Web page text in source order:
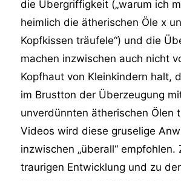
die Übergriffigkeit („warum ich
heimlich die ätherischen Öle x
Kopfkissen träufele“) und die
machen inzwischen auch nicht
Kopfhaut von Kleinkindern halt,
im Brustton der Überzeugung
unverdünnten ätherischen Ölen
Videos wird diese gruselige
inzwischen „überall“ empfohlen.
traurigen Entwicklung und zu